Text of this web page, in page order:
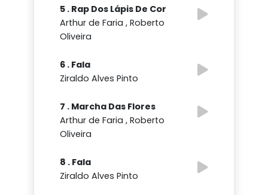
5 . Rap Dos Lápis De Cor
Arthur de Faria , Roberto
Oliveira
6 . Fala
Ziraldo Alves Pinto
7 . Marcha Das Flores
Arthur de Faria , Roberto
Oliveira
8 . Fala
Ziraldo Alves Pinto